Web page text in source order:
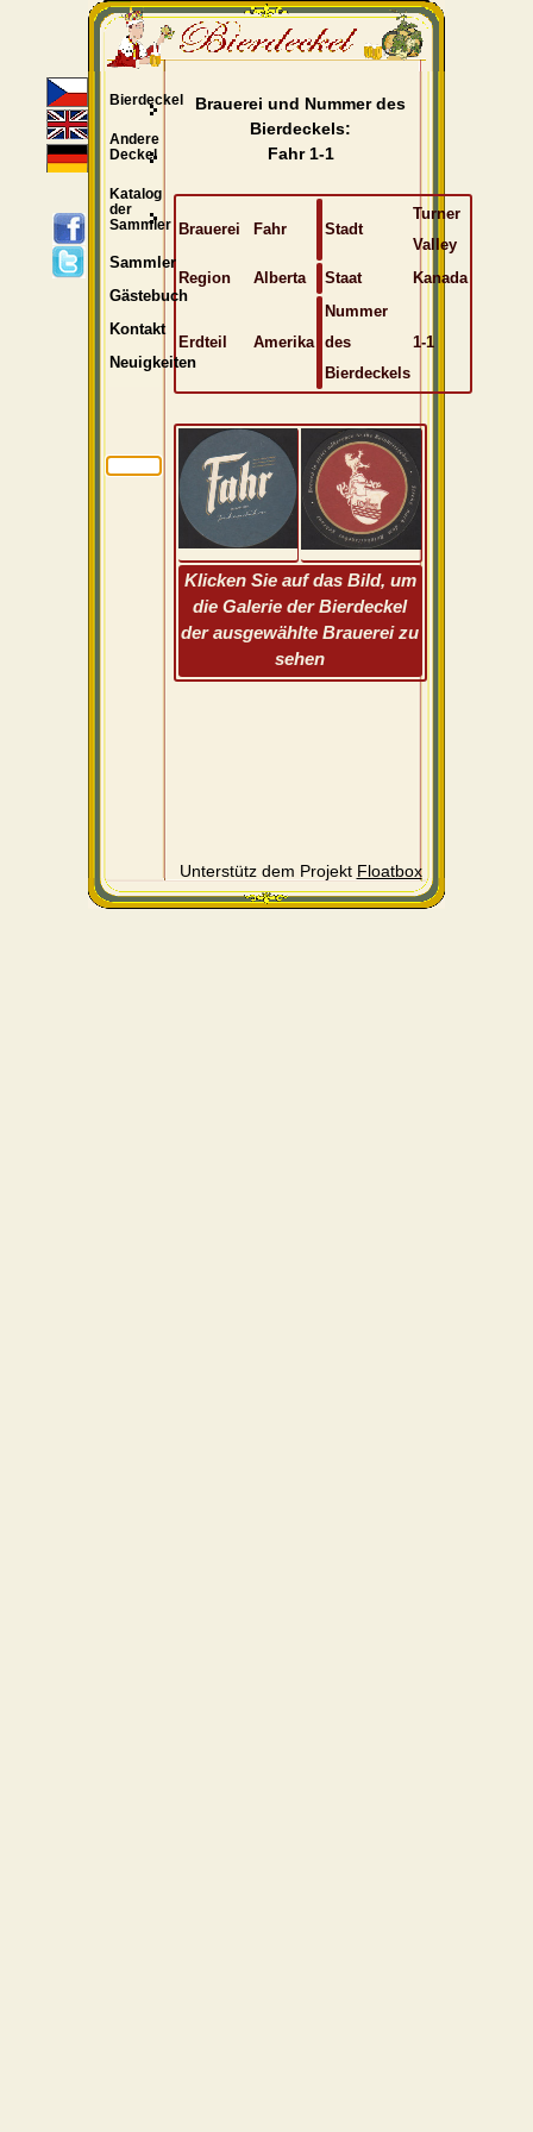
Brauerei und Nummer des
Bierdeckels:
Fahr 1-1
Brauerei Fahr Stadt
Turner
Valley
Region
Alberta Staat Kanada
Erdteil Amerika
Nummer
des
Bierdeckels
1-1
Klicken Sie auf das Bild, um
die Galerie der Bierdeckel
der ausgewählte Brauerei zu
sehen
Unterstütz dem Projekt Floatbox
Bierdeckel
Andere
Deckel
Katalog
der
Sammler
Sammler
Gästebuch
Kontakt
Neuigkeiten